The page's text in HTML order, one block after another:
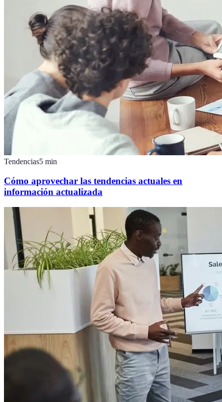
Tendencias5 min
Cómo aprovechar las tendencias actuales en
información actualizada